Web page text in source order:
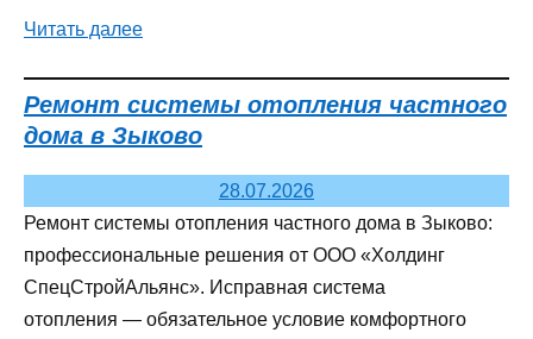
Читать далее
Ремонт системы отопления частного
дома в Зыково
28.07.2026
Ремонт системы отопления частного дома в Зыково:
профессиональные решения от ООО «Холдинг
СпецСтройАльянс». Исправная система
отопления — обязательное условие комфортного